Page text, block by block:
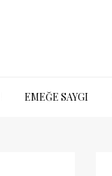
EMEĞE SAYGI